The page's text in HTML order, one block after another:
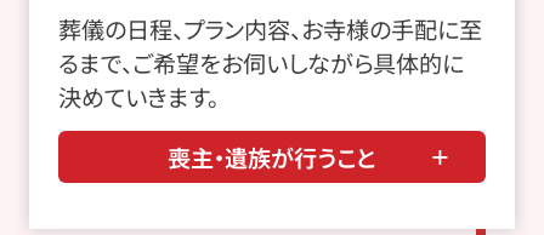
葬儀の日程、プラン内容、お寺様の手配に至
るまで、ご希望をお伺いしながら具体的に
決めていきます。
喪主・遺族が行うこと